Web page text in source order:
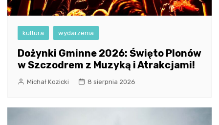
kultura wydarzenia
Dożynki Gminne 2026: Święto Plonów
w Szczodrem z Muzyką i Atrakcjami!
Michał Kozicki 8 sierpnia 2026